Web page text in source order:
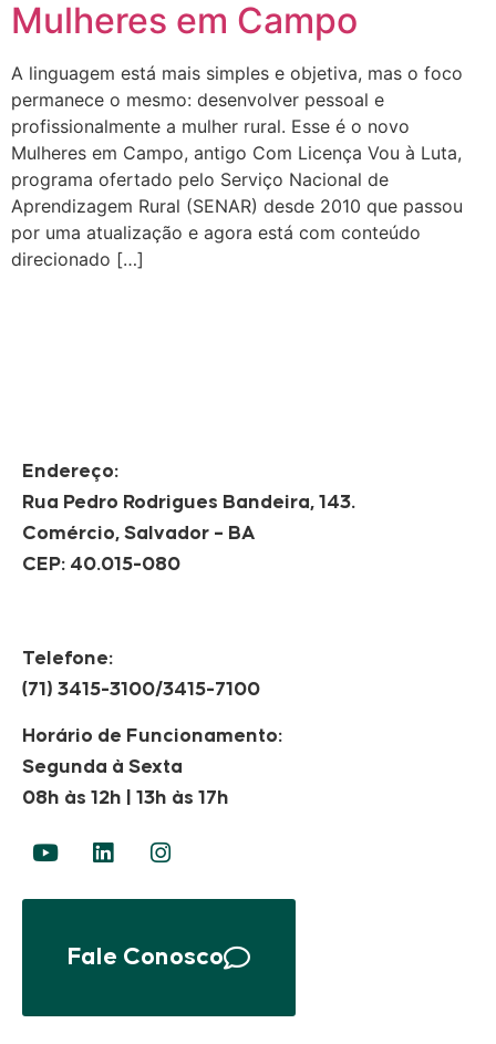
Mulheres em Campo
A linguagem está mais simples e objetiva, mas o foco
permanece o mesmo: desenvolver pessoal e
profissionalmente a mulher rural. Esse é o novo
Mulheres em Campo, antigo Com Licença Vou à Luta,
programa ofertado pelo Serviço Nacional de
Aprendizagem Rural (SENAR) desde 2010 que passou
por uma atualização e agora está com conteúdo
direcionado […]
Endereço:
Rua Pedro Rodrigues Bandeira, 143.
Comércio, Salvador – BA
CEP: 40.015-080
Telefone:
(71) 3415-3100/3415-7100
Horário de Funcionamento:
Segunda à Sexta
08h às 12h | 13h às 17h
Fale Conosco